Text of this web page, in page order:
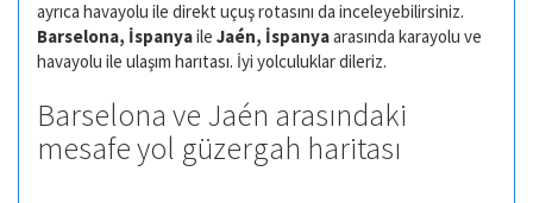
ayrıca havayolu ile direkt uçuş rotasını da inceleyebilirsiniz.
Barselona, İspanyaile Jaén, İspanyaarasında karayolu ve
havayolu ile ulaşım harıtası. İyi yolculuklar dileriz.
Barselona ve Jaén arasındaki
mesafe yol güzergah haritası